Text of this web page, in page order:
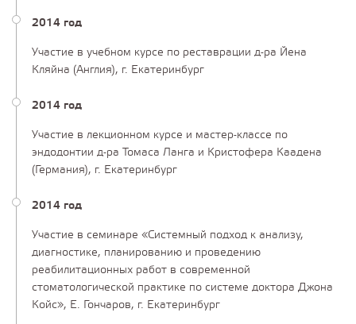
2014 год
Участие в учебном курсе по реставрации д-ра Йена
Кляйна (Англия), г. Екатеринбург
2014 год
Участие в лекционном курсе и мастер-классе по
эндодонтии д-ра Томаса Ланга и Кристофера Каадена
(Германия), г. Екатеринбург
2014 год
Участие в семинаре «Системный подход к анализу,
диагностике, планированию и проведению
реабилитационных работ в современной
стоматологической практике по системе доктора Джона
Койс», Е. Гончаров, г. Екатеринбург